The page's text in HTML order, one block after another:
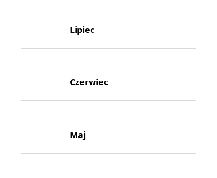
Lipiec
Czerwiec
Maj